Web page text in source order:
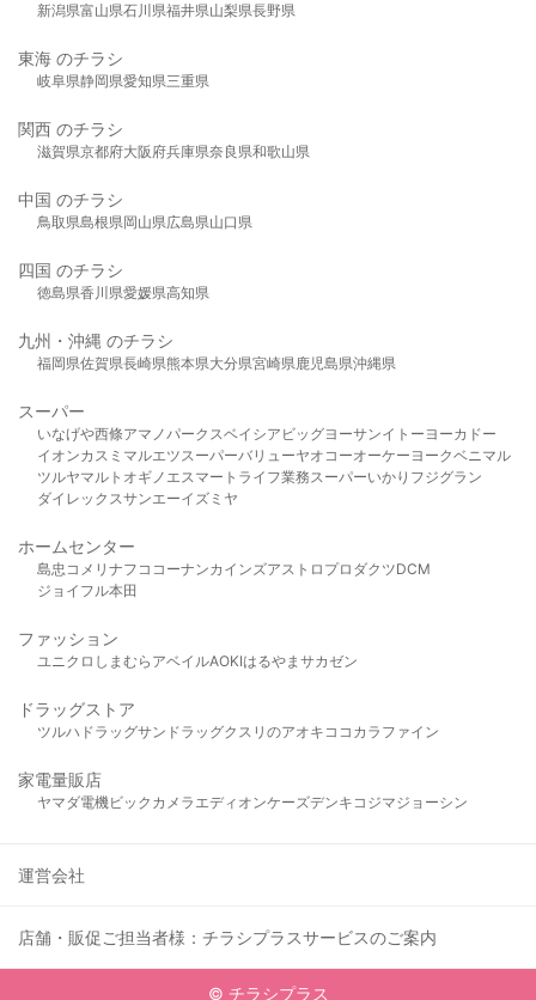
新潟県富山県石川県福井県山梨県長野県
東海 のチラシ
岐阜県静岡県愛知県三重県
関西 のチラシ
滋賀県京都府大阪府兵庫県奈良県和歌山県
中国 のチラシ
鳥取県島根県岡山県広島県山口県
四国 のチラシ
徳島県香川県愛媛県高知県
九州・沖縄 のチラシ
福岡県佐賀県長崎県熊本県大分県宮崎県鹿児島県沖縄県
スーパー
いなげや西條アマノパークスベイシア ビッグヨーサンイトーヨーカドー
イオンカスミ マルエツスーパーバリューヤオコーオーケー ヨークベニマル
ツルヤマルト オギノ エスマート ライフ業務スーパーいかり フジグラン
ダイレックスサンエーイズミヤ
ホームセンター
島忠 コメリ ナフコ コーナンカインズアストロプロダクツDCM
ジョイフル本田
ファッション
ユニクロ しまむら アベイルAOKIはるやま サカゼン
ドラッグストア
ツルハドラッグサンドラッグクスリのアオキ ココカラファイン
家電量販店
ヤマダ電機ビックカメラ エディオンケーズデンキ コジマジョーシン
運営会社
店舗・販促ご担当者様：チラシプラスサービスのご案内
© チラシプラス